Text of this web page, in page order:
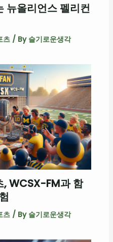
뉴올리언스 펠리컨
츠/ By 슬기로운생각
, WCSX-FM과 함
츠/ By 슬기로운생각